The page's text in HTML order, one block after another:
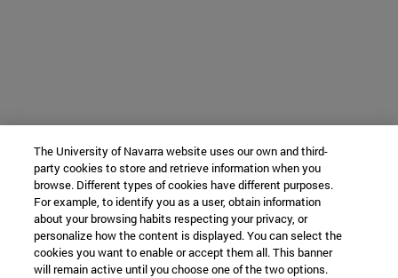
The University of Navarra website uses our own and third-
party cookies to store and retrieve information when you
browse. Different types of cookies have different purposes.
For example, to identify you as a user, obtain information
about your browsing habits respecting your privacy, or
personalize how the content is displayed. You can select the
cookies you want to enable or accept them all. This banner
will remain active until you choose one of the two options.